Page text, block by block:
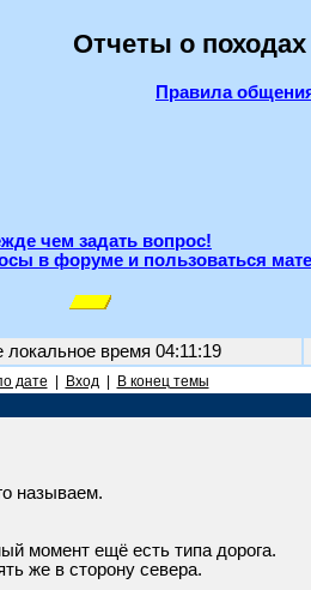
Отчеты о
Правила
чем задать вопрос!
в форуме и пользоваться
локальное время 04:11:19
дате Вход| В конец темы
называем.
момент ещё есть типа дорога.
же в сторону севера.